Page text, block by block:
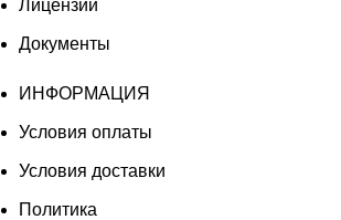
Лицензии
Документы
ИНФОРМАЦИЯ
Условия оплаты
Условия доставки
Политика